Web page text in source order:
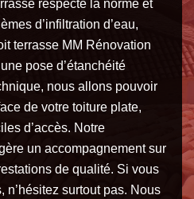
respecte la norme et
d’infiltration d’eau,
terrasse MM Rénovation
pose d’étanchéité
nous allons pouvoir
de votre toiture plate,
d’accès. Notre
un accompagnement sur
de qualité. Si vous
n’hésitez surtout pas. Nous